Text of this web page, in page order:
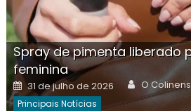
Spray de pimenta liberado
feminina
Posted
on
31 de julho de 2026 Author
O
Principais Notícias